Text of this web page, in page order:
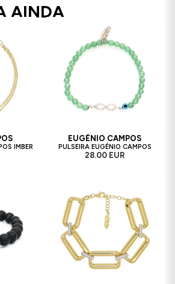
AINDA
IMBER
EUGÉNIO CAMPOS
PULSEIRA EUGÉNIO CAMPOS
28.00 EUR